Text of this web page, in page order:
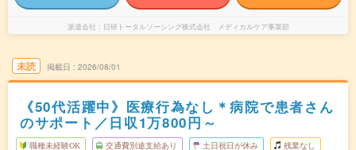
派遣会社 日研トータルソーシング株式会社 メディカルケア事業部
未読 掲載日 2026/08/01
《50代活躍中》医療行為なし＊病院で患者さん
のサポート／日収1万800円～
職種未経験OK 交通費別途支給あり 土日祝日が休み 残業なし